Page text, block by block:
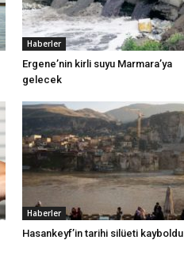
Haberler
Ergene’nin kirli suyu Marmara’ya
gelecek
Haberler
Hasankeyf’in tarihi silüeti kayboldu